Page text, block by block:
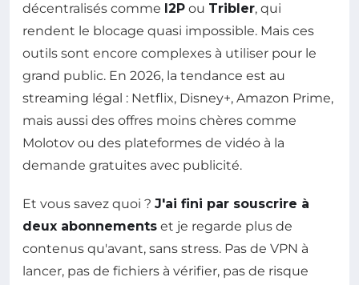
décentralisés comme I2P ou Tribler, qui
rendent le blocage quasi impossible. Mais ces
outils sont encore complexes à utiliser pour le
grand public. En 2026, la tendance est au
streaming légal : Netflix, Disney+, Amazon Prime,
mais aussi des offres moins chères comme
Molotov ou des plateformes de vidéo à la
demande gratuites avec publicité.
Et vous savez quoi ? J'ai fini par souscrire à
deux abonnements et je regarde plus de
contenus qu'avant, sans stress. Pas de VPN à
lancer, pas de fichiers à vérifier, pas de risque